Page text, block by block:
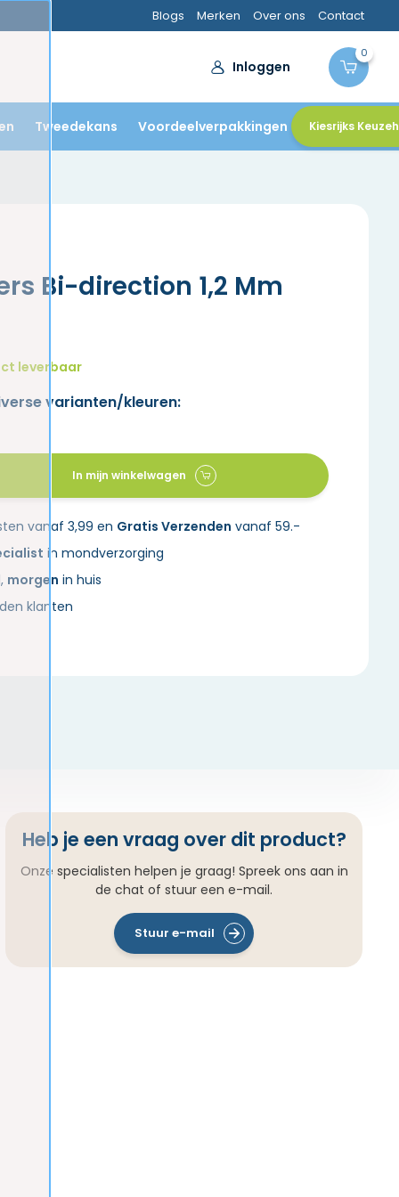
Blogs Merken Over ons Contact
Inloggen
0
Tweedekans Voordeelverpakkingen Kiesrijks
Bi-direction 1,2 Mm
leverbaar
varianten/kleuren:
In mijn winkelwagen
vanaf 3,99 en Gratis Verzenden vanaf 59.-
in mondverzorging
morgen in huis
klanten
Heb je een vraag over dit product?
Onze specialisten helpen je graag! Spreek ons aan in
de chat of stuur een e-mail.
Stuur e-mail